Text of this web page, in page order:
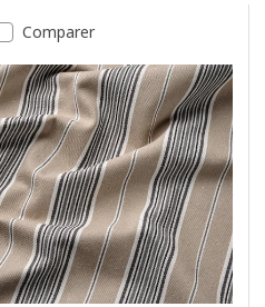
Liste de résultats
Comparer